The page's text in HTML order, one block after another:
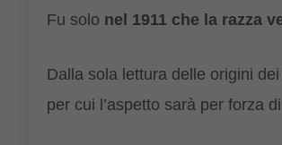
Fu solo nel 1911 che la razza
Dalla sola lettura delle origini dei
per cui l’aspetto sarà per forza